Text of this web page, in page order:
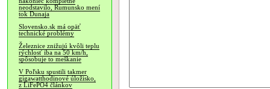
neodstavilo, Rumunsko mení
tok Dunaja
Slovensko.sk má opäť
technické problémy
Železnice znižujú kvôli teplu
rýchlosť iba na 50 km/h,
spôsobuje to meškanie
V Poľsku spustili takmer
gigawatthodinové úložisko,
z LiFePO4 článkov